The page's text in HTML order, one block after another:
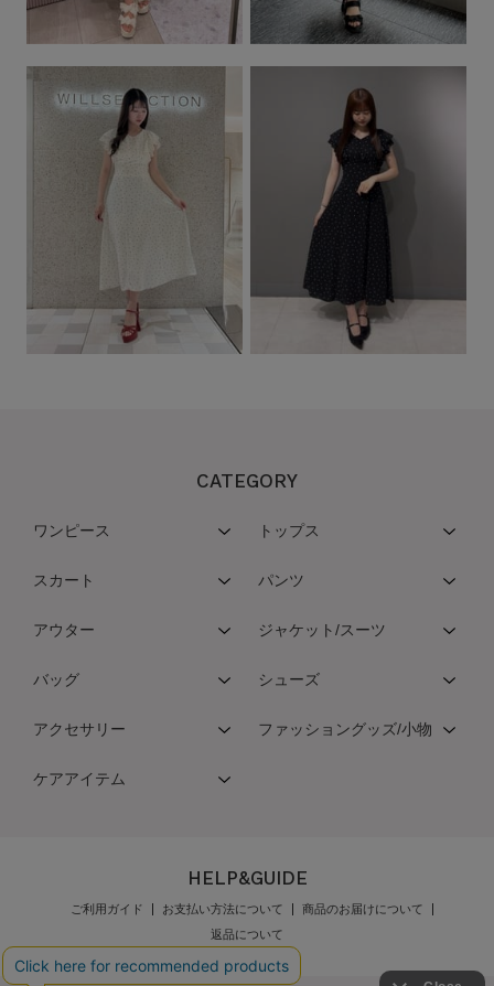
CATEGORY
ワンピース トップス
スカート パンツ
アウター ジャケット/スーツ
バッグ シューズ
アクセサリー ファッショングッズ/小物
ケアアイテム
HELP&GUIDE
ご利用ガイド お支払い方法について
商品のお届けについて
返品について